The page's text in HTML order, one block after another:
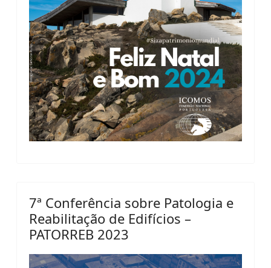
7ª Conferência sobre Patologia e
Reabilitação de Edifícios –
PATORREB 2023